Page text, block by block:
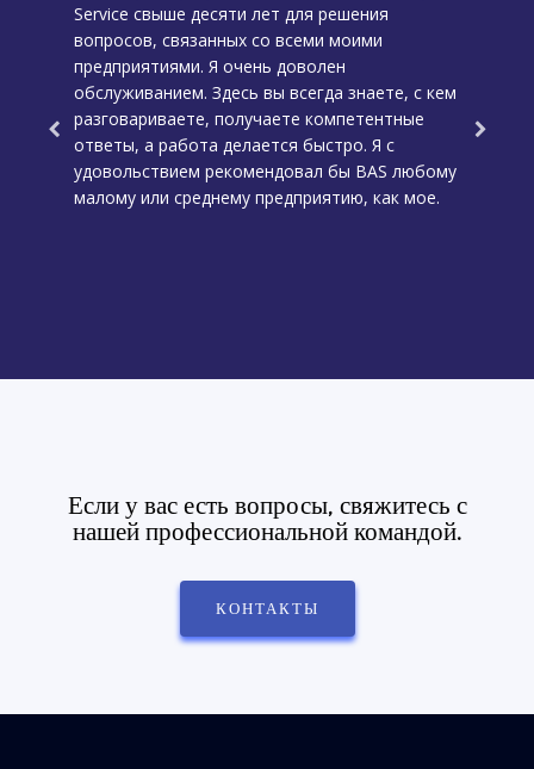
Service свыше десяти лет для решения
вопросов, связанных со всеми моими
предприятиями. Я очень доволен
обслуживанием. Здесь вы всегда знаете, с кем
разговариваете, получаете компетентные
ответы, а работа делается быстро. Я с
удовольствием рекомендовал бы BAS любому
малому или среднему предприятию, как мое.
Если у вас есть вопросы, свяжитесь с
нашей профессиональной командой.
КОНТАКТЫ